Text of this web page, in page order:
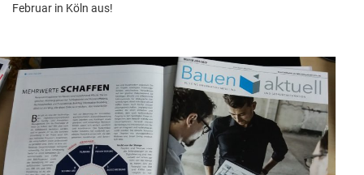
Februar in Köln aus!